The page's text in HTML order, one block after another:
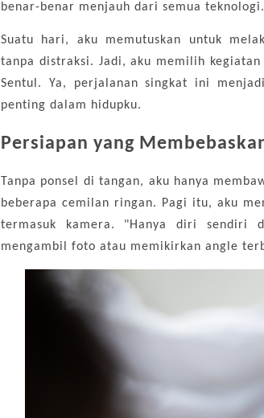
benar-benar menjauh dari semua teknologi.
Suatu hari, aku memutuskan untuk
tanpa distraksi. Jadi, aku memilih
Sentul. Ya, perjalanan singkat ini
penting dalam hidupku.
Persiapan yang
Tanpa ponsel di tangan, aku hanya
beberapa cemilan ringan. Pagi itu, aku
termasuk kamera. "Hanya diri sendiri
mengambil foto atau memikirkan angle